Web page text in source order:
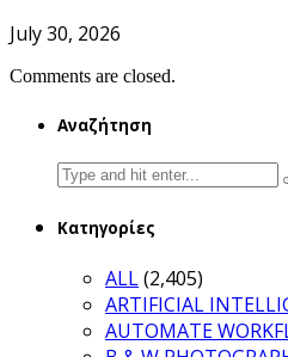
July 30, 2026
Comments are closed.
Αναζήτηση
Search
for:
Κατηγορίες
ALL(2,405)
ARTIFICIAL
AUTOMATE